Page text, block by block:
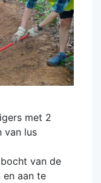
met 2
van lus
van de
en aan te